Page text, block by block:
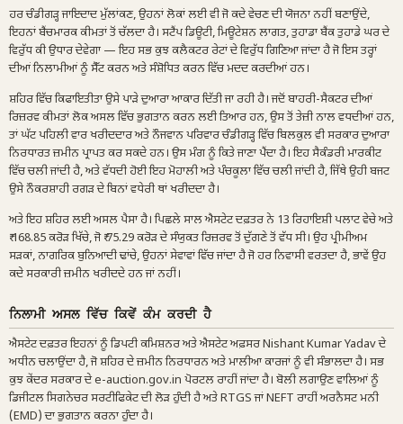
ਹਰ ਚੰਡੀਗੜ੍ਹ ਜਾਇਦਾਦ ਮੁੱਲਾਂਕਣ, ਉਹਨਾਂ ਲੋਕਾਂ ਲਈ ਵੀ ਜੋ ਕਦੇ ਵੇਚਣ ਦੀ ਯੋਜਨਾ ਨਹੀਂ ਬਣਾਉਂਦੇ,
ਇਹਨਾਂ ਬੈਂਚਮਾਰਕ ਕੀਮਤਾਂ ਤੋਂ ਚੱਲਦਾ ਹੈ। ਸਟੈਂਪ ਡਿਊਟੀ, ਮਿਊਟੇਸ਼ਨ ਲਾਗਤ, ਤੁਹਾਡਾ ਬੈਂਕ ਤੁਹਾਡੇ ਘਰ ਦੇ
ਵਿਰੁੱਧ ਕੀ ਉਧਾਰ ਦੇਵੇਗਾ — ਇਹ ਸਭ ਕੁਝ ਕਲੈਕਟਰ ਰੇਟਾਂ ਦੇ ਵਿਰੁੱਧ ਗਿਣਿਆ ਜਾਂਦਾ ਹੈ ਜੋ ਇਸ ਤਰ੍ਹਾਂ
ਦੀਆਂ ਨਿਲਾਮੀਆਂ ਨੂੰ ਸੈੱਟ ਕਰਨ ਅਤੇ ਸੰਸ਼ੋਧਿਤ ਕਰਨ ਵਿੱਚ ਮਦਦ ਕਰਦੀਆਂ ਹਨ।
ਸ਼ਹਿਰ ਵਿੱਚ ਕਿਫਾਇਤੀਤਾ ਉਸੇ ਪਾੜੇ ਦੁਆਰਾ ਆਕਾਰ ਦਿੱਤੀ ਜਾ ਰਹੀ ਹੈ। ਜਦੋਂ ਬਾਹਰੀ-ਸੈਕਟਰ ਦੀਆਂ
ਰਿਜ਼ਰਵ ਕੀਮਤਾਂ ਲੋਕ ਅਸਲ ਵਿੱਚ ਭੁਗਤਾਨ ਕਰਨ ਲਈ ਤਿਆਰ ਹਨ, ਉਸ ਤੋਂ ਤੇਜ਼ੀ ਨਾਲ ਵਧਦੀਆਂ ਹਨ,
ਤਾਂ ਘੱਟ ਪਹਿਲੀ ਵਾਰ ਖਰੀਦਦਾਰ ਅਤੇ ਨੌਜਵਾਨ ਪਰਿਵਾਰ ਚੰਡੀਗੜ੍ਹ ਵਿੱਚ ਬਿਲਕੁਲ ਵੀ ਸਰਕਾਰ ਦੁਆਰਾ
ਨਿਰਧਾਰਤ ਜ਼ਮੀਨ ਪ੍ਰਾਪਤ ਕਰ ਸਕਦੇ ਹਨ। ਉਸ ਮੰਗ ਨੂੰ ਕਿਤੇ ਜਾਣਾ ਪੈਂਦਾ ਹੈ। ਇਹ ਸੈਕੰਡਰੀ ਮਾਰਕੀਟ
ਵਿੱਚ ਚਲੀ ਜਾਂਦੀ ਹੈ, ਅਤੇ ਵੱਧਦੀ ਹੋਈ ਇਹ ਮੋਹਾਲੀ ਅਤੇ ਪੰਚਕੂਲਾ ਵਿੱਚ ਚਲੀ ਜਾਂਦੀ ਹੈ, ਜਿੱਥੇ ਉਹੀ ਬਜਟ
ਉਸੇ ਨੌਕਰਸ਼ਾਹੀ ਰਗੜ ਦੇ ਬਿਨਾਂ ਵਧੇਰੀ ਥਾਂ ਖਰੀਦਦਾ ਹੈ।
ਅਤੇ ਇਹ ਸ਼ਹਿਰ ਲਈ ਅਸਲ ਪੈਸਾ ਹੈ। ਪਿਛਲੇ ਸਾਲ ਐਸਟੇਟ ਦਫ਼ਤਰ ਨੇ 13 ਰਿਹਾਇਸ਼ੀ ਪਲਾਟ ਵੇਚੇ ਅਤੇ
₹ 168.85 ਕਰੋੜ ਖਿੱਚੇ, ਜੋ ₹ 75.29 ਕਰੋੜ ਦੇ ਸੰਯੁਕਤ ਰਿਜ਼ਰਵ ਤੋਂ ਦੁੱਗਣੇ ਤੋਂ ਵੱਧ ਸੀ। ਉਹ ਪ੍ਰੀਮੀਅਮ
ਸੜਕਾਂ, ਨਾਗਰਿਕ ਬੁਨਿਆਦੀ ਢਾਂਚੇ, ਉਹਨਾਂ ਸੇਵਾਵਾਂ ਵਿੱਚ ਜਾਂਦਾ ਹੈ ਜੋ ਹਰ ਨਿਵਾਸੀ ਵਰਤਦਾ ਹੈ, ਭਾਵੇਂ ਉਹ
ਕਦੇ ਸਰਕਾਰੀ ਜ਼ਮੀਨ ਖਰੀਦਦੇ ਹਨ ਜਾਂ ਨਹੀਂ।
ਨਿਲਾਮੀ ਅਸਲ ਵਿੱਚ ਕਿਵੇਂ ਕੰਮ ਕਰਦੀ ਹੈ
ਐਸਟੇਟ ਦਫ਼ਤਰ ਇਹਨਾਂ ਨੂੰ ਡਿਪਟੀ ਕਮਿਸ਼ਨਰ ਅਤੇ ਐਸਟੇਟ ਅਫ਼ਸਰ Nishant Kumar Yadav ਦੇ
ਅਧੀਨ ਚਲਾਉਂਦਾ ਹੈ, ਜੋ ਸ਼ਹਿਰ ਦੇ ਜ਼ਮੀਨ ਨਿਰਧਾਰਨ ਅਤੇ ਮਾਲੀਆ ਕਾਰਜਾਂ ਨੂੰ ਵੀ ਸੰਭਾਲਦਾ ਹੈ। ਸਭ
ਕੁਝ ਕੇਂਦਰ ਸਰਕਾਰ ਦੇ e-auction.gov.in ਪੋਰਟਲ ਰਾਹੀਂ ਜਾਂਦਾ ਹੈ। ਬੋਲੀ ਲਗਾਉਣ ਵਾਲਿਆਂ ਨੂੰ
ਡਿਜੀਟਲ ਸਿਗਨੇਚਰ ਸਰਟੀਫਿਕੇਟ ਦੀ ਲੋੜ ਹੁੰਦੀ ਹੈ ਅਤੇ RTGS ਜਾਂ NEFT ਰਾਹੀਂ ਅਰਨੈਸਟ ਮਨੀ
(EMD) ਦਾ ਭੁਗਤਾਨ ਕਰਨਾ ਹੁੰਦਾ ਹੈ।